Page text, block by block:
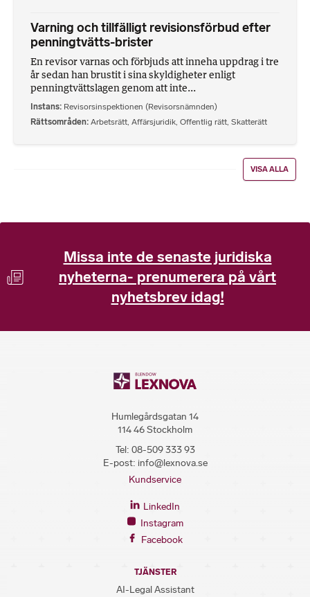
Varning och tillfälligt revisionsförbud efter
penningtvätts-brister
En revisor varnas och förbjuds att inneha uppdrag i tre
år sedan han brustit i sina skyldigheter enligt
penningtvättslagen genom att inte...
Instans Revisorsinspektionen (Revisorsnämnden)
Rättsområden Arbetsrätt, Affärsjuridik, Offentlig rätt, Skatterätt
VISA ALLA
Missa inte de senaste juridiska
nyheterna- prenumerera på vårt
nyhetsbrev idag!
Humlegårdsgatan 14
114 46 Stockholm
Tel: 08-509 333 93
E-post: info@lexnova.se
Kundservice
LinkedIn
Instagram
Facebook
TJÄNSTER
AI-Legal Assistant